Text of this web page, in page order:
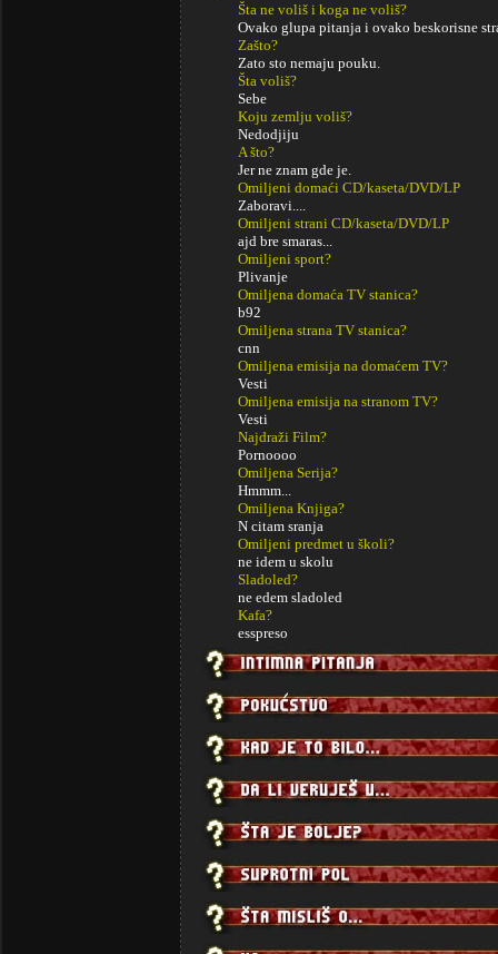
Šta ne voliš i koga ne voliš?
Ovako glupa pitanja i ovako beskorisne
Zašto?
Zato sto nemaju pouku.
Šta voliš?
Sebe
Koju zemlju voliš?
Nedodjiju
A što?
Jer ne znam gde je.
Omiljeni domaći CD/kaseta/DVD/LP
Zaboravi....
Omiljeni strani CD/kaseta/DVD/LP
ajd bre smaras...
Omiljeni sport?
Plivanje
Omiljena domaća TV stanica?
b92
Omiljena strana TV stanica?
cnn
Omiljena emisija na domaćem TV?
Vesti
Omiljena emisija na stranom TV?
Vesti
Najdraži Film?
Pornoooo
Omiljena Serija?
Hmmm...
Omiljena Knjiga?
N citam sranja
Omiljeni predmet u školi?
ne idem u skolu
Sladoled?
ne edem sladoled
Kafa?
esspreso